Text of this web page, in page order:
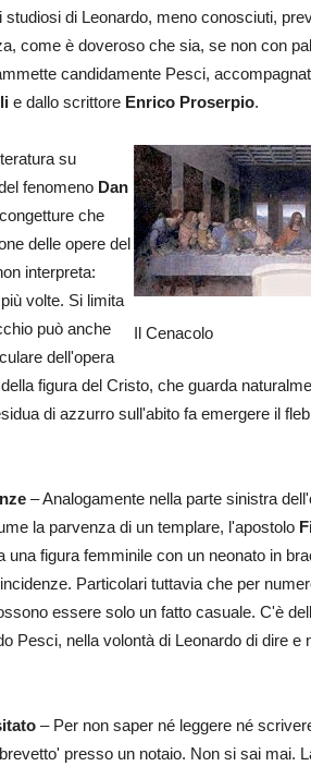
studiosi di Leonardo, meno conosciuti,
come è doveroso che sia, se non con
candidamente Pesci,
e dallo scrittore Enrico Proserpio.
Il Cenacolo
su
fenomeno Dan
che
delle opere del
interpreta:
volte. Si limita
può anche
dell'opera
figura del Cristo, che guarda
di azzurro sull'abito fa emergere il
– Analogamente nella parte sinistra
la parvenza di un templare, l'apostolo
una figura femminile con un neonato in
Particolari tuttavia che per
essere solo un fatto casuale. C'è
Pesci, nella volontà di Leonardo di dire e
– Per non saper né leggere né
presso un notaio. Non si sai mai.